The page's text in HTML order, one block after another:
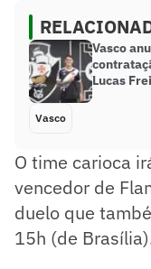
Vasco
Lucas
Vasco
O time carioca
vencedor de
duelo que
15h (de